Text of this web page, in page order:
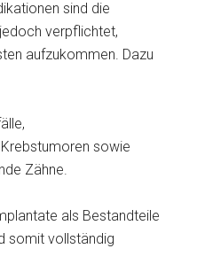
sind die
verpflichtet,
aufzukommen. Dazu
sowie
Zähne.
als Bestandteile
somit vollständig